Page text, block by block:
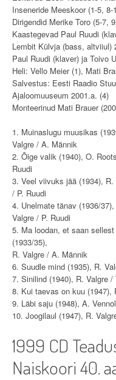
Inseneride Meeskoor (1-5, 8-
Dirigendid Merike Toro (5-7,
Kaastegevad Paul Ruudi
Lembit Külvja (bass, altviiul)
Paul Ruudi (klaver) ja Toivo
Heli: Vello Meier (1), Mati
Salvestus: Eesti Raadio
Ajaloomuuseum 2001.a. (4)
Monteerinud Mati Brauer
1. Muinaslugu muusikas
Valgre / A. Männik
2. Õige valik (1940), O.
Ruudi
3. Veel viivuks jää (1934), R.
/ P. Ruudi
4. Unelmate tänav (1936/37),
Valgre / P. Ruudi
5. Ma loodan, et saan
(1933/35),
R. Valgre / A. Männik
6. Suudle mind (1935), R.
7. Sinilind (1940), R. Valgre /
8. Kui taevas on kuu (1947),
9. Läbi saju (1948), A.
10. Joogilaul (1947), R.
1999 CD
Naiskoori 40.